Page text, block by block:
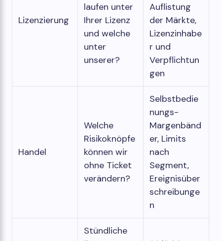
Lizenzierung
laufen unter
Ihrer Lizenz
und welche
unter
unserer?
Auflistung
der Märkte,
Lizenzinhabe
r und
Verpflichtun
gen
Handel
Welche
Risikoknöpfe
können wir
ohne Ticket
verändern?
Selbstbedie
nungs-
Margenbänd
er, Limits
nach
Segment,
Ereignisüber
schreibunge
n
Stündliche